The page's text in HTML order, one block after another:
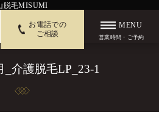
脱毛MISUMI
お電話での
ご相談
MENU
営業時間・ご予約
_介護脱毛LP_23-1